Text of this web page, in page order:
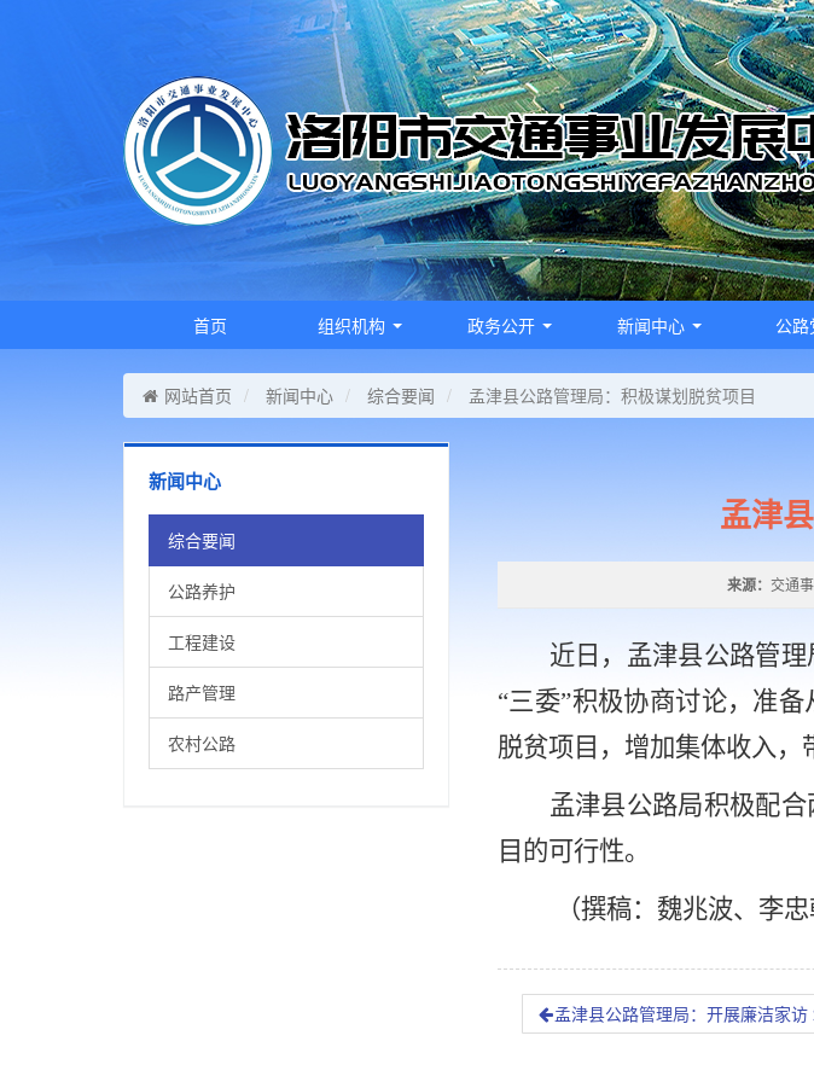
首页 组织机构 政务公开 新闻中心 公
网站首页 新闻中心 综合要闻 孟津县公路管理局：积极谋划脱贫项目
新闻中心
综合要闻
公路养护
工程建设
路产管理
农村公路
孟津
来源： 交通
近日，孟津县公路管
“三委”积极协商讨论，准
脱贫项目，增加集体收入，
孟津县公路局积极配
目的可行性。
（撰稿：魏兆波、李
孟津县公路管理局：开展廉洁家